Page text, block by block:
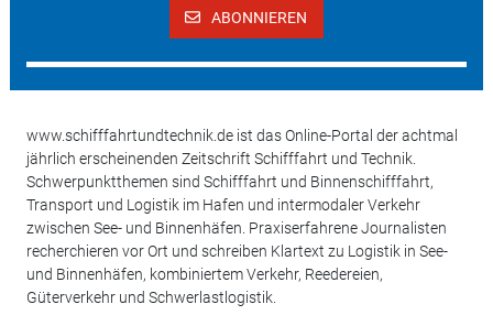
ABONNIEREN
www.schifffahrtundtechnik.de ist das Online-Portal der achtmal
jährlich erscheinenden Zeitschrift Schifffahrt und Technik.
Schwerpunktthemen sind Schifffahrt und Binnenschifffahrt,
Transport und Logistik im Hafen und intermodaler Verkehr
zwischen See- und Binnenhäfen. Praxiserfahrene Journalisten
recherchieren vor Ort und schreiben Klartext zu Logistik in See-
und Binnenhäfen, kombiniertem Verkehr, Reedereien,
Güterverkehr und Schwerlastlogistik.